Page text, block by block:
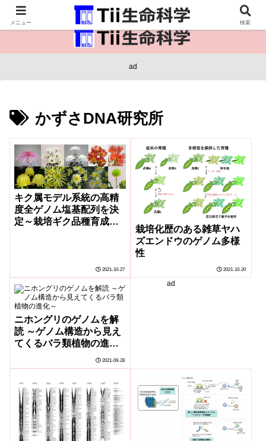
医療保健・生命・生物の情報インフラ。
ad
かずさDNA研究所
キク属モデル系統の高精
度全ゲノム塩基配列を決
定～栽培ギク品種育成に
2021-10-27
栽培化歴のある雑草ヤハ
ズエンドウのゲノム多様
性
2021-10-20
ニホングリのゲノムを解
読 ～ゲノム構造から見え
てくるバラ類植物の進化
2021-09-28
ad
メニュー 検索